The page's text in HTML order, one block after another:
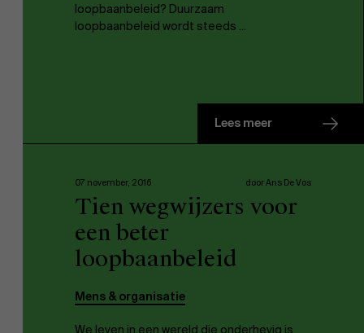
loopbaanbeleid? Duurzaam
loopbaanbeleid wordt steeds ...
Lees meer
07 november, 2016 door Ans De Vos
Tien wegwijzers voor
een beter
loopbaanbeleid
Mens & organisatie
We leven in een wereld die onderhevig is